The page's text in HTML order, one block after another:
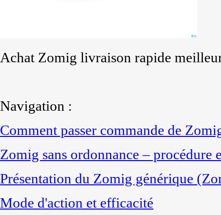
Achat Zomig livraison rapide
Navigation :
Comment passer commande de
Zomig sans ordonnance – procédure
Présentation du Zomig générique
Mode d'action et efficacité